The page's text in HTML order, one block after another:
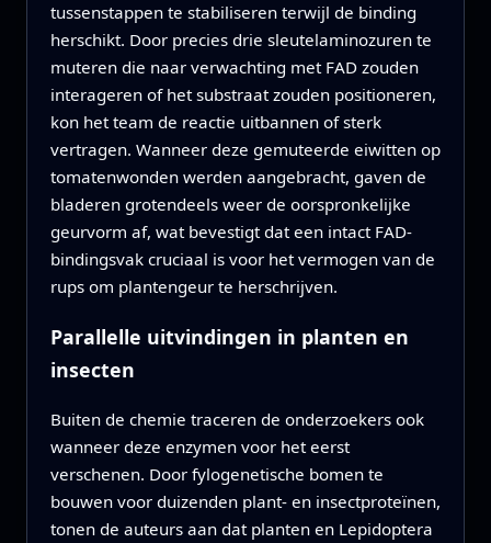
tussenstappen te stabiliseren terwijl de binding
herschikt. Door precies drie sleutelaminozuren te
muteren die naar verwachting met FAD zouden
interageren of het substraat zouden positioneren,
kon het team de reactie uitbannen of sterk
vertragen. Wanneer deze gemuteerde eiwitten op
tomatenwonden werden aangebracht, gaven de
bladeren grotendeels weer de oorspronkelijke
geurvorm af, wat bevestigt dat een intact FAD-
bindingsvak cruciaal is voor het vermogen van de
rups om plantengeur te herschrijven.
Parallelle uitvindingen in planten en
insecten
Buiten de chemie traceren de onderzoekers ook
wanneer deze enzymen voor het eerst
verschenen. Door fylogenetische bomen te
bouwen voor duizenden plant- en insectproteïnen,
tonen de auteurs aan dat planten en Lepidoptera